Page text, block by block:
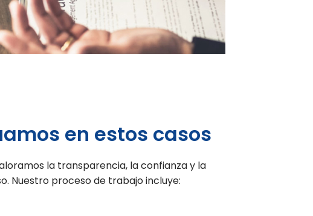
en estos casos
la transparencia, la confianza y la
Nuestro proceso de trabajo incluye: